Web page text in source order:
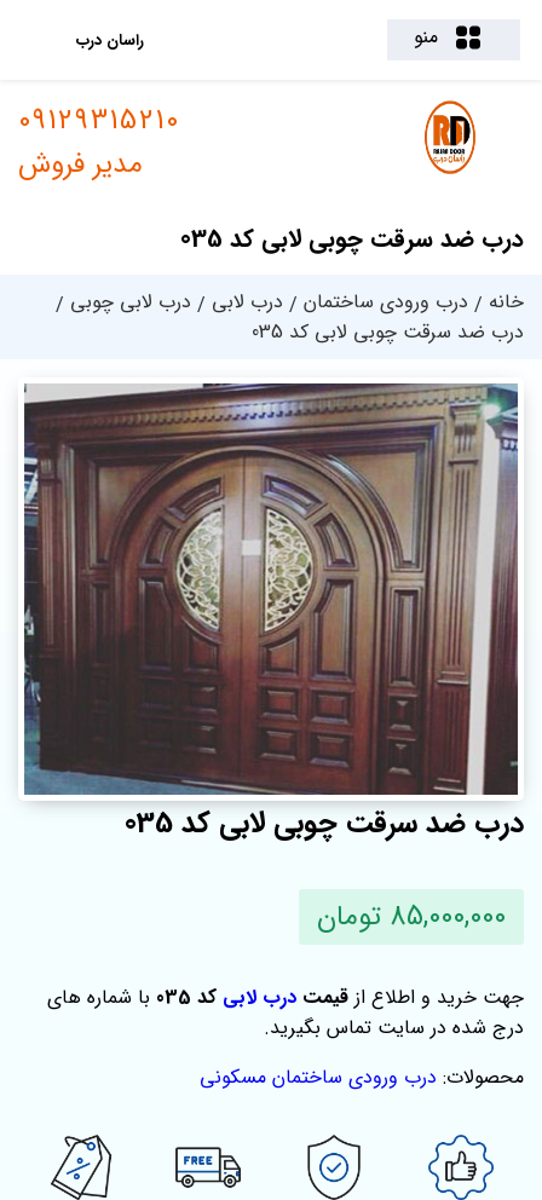
منو راسان درب
درب ضد سرقت چوبی لابی کد 035
09129315210
مدیر فروش
خانه درب ورودی ساختمان درب لابی
درب لابی چوبی
درب ضد سرقت چوبی لابی کد 035
درب ضد سرقت چوبی لابی کد 035
85,000,000 تومان
جهت خرید و اطلاع از قیمت درب لابی کد 035
با شماره های
درج شده در سایت تماس بگیرید.
محصولات: درب ورودی ساختمان مسکونی